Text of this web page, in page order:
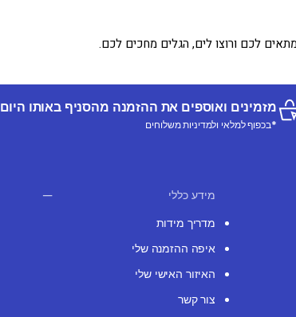
לכם ורוצו לים, הגלים מחכים לכם.
מזמינים ואוספים את ההזמנה מהסניף באותו היום
*בכפוף למלאי ולמדיניות משלוחים
מידע כללי
מדריך מידות
איפה ההזמנה שלי
האיזור האישי שלי
צור קשר